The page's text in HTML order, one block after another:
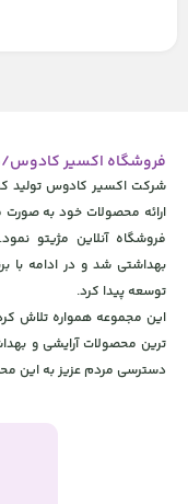
فروشگاه اکسیر کادوس/
ارائه محصولات خود به صورت
فروشگاه آنلاین مژیتو
بهداشتی شد و در ادامه با
توسعه پیدا کرد.
این مجموعه همواره تلاش
ترین محصولات آرایشی و
دسترسی مردم عزیز به این